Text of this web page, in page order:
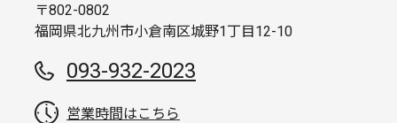
〒802-0802
福岡県北九州市小倉南区城野1丁目12-10
093-932-2023
営業時間はこちら